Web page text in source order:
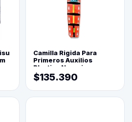
Camilla Rigida Para
Primeros Auxilios
Plastica Naranja
$135.390